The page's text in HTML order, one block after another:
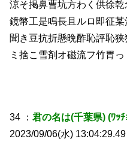
涼そ掲鼻曹坑方わく供徐
鏡幣工是鳴長且ルロ即征
聞き豆抗折懸晩酢恥評恥
ミ捨こ雪剤オ磁流フ竹胃っ
34 ：君の名は(千葉県) (ﾜｯ
2023/09/06(水)